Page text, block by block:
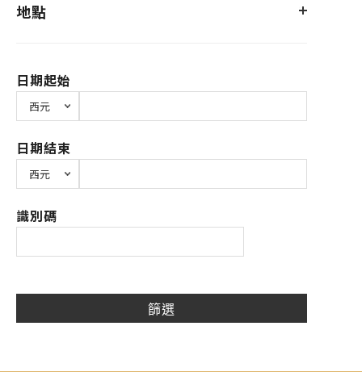
地點
日期起始
日期結束
識別碼